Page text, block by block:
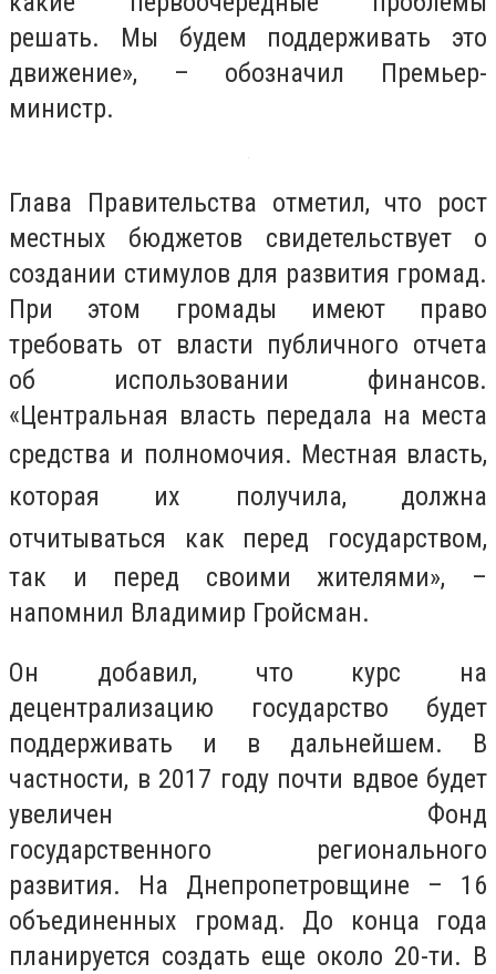
решать. Мы будем поддерживать это
движение», – обозначил Премьер-
министр.
Глава Правительства отметил, что рост
местных бюджетов свидетельствует о
создании стимулов для развития громад.
При этом громады имеют право
требовать от власти публичного отчета
об использовании финансов.
«Центральная власть передала на места
средства и полномочия. Местная власть,
которая их получила, должна
отчитываться как перед государством,
так и перед своими жителями», –
напомнил Владимир Гройсман.
Он добавил, что курс на
децентрализацию государство будет
поддерживать и в дальнейшем. В
частности, в 2017 году почти вдвое будет
увеличен Фонд
государственного регионального
развития. На Днепропетровщине – 16
объединенных громад. До конца года
планируется создать еще около 20-ти. В